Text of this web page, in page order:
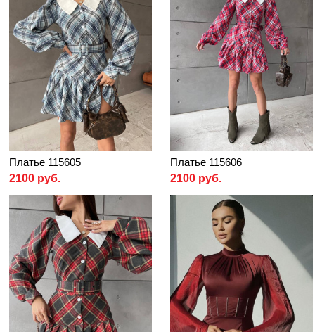
Платье 115605
2100 руб.
Платье 115606
2100 руб.